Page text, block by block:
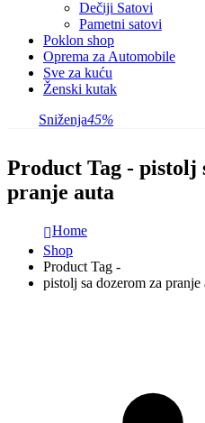
Dečiji Satovi
Pametni satovi
Poklon shop
Oprema za Automobile
Sve za kuću
Ženski kutak
Sniženja45%
Product Tag - pistolj
pranje auta
Home
Shop
Product Tag -
pistolj sa dozerom za pranje